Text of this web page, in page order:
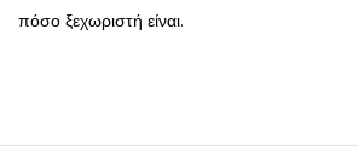
πόσο ξεχωριστή είναι.